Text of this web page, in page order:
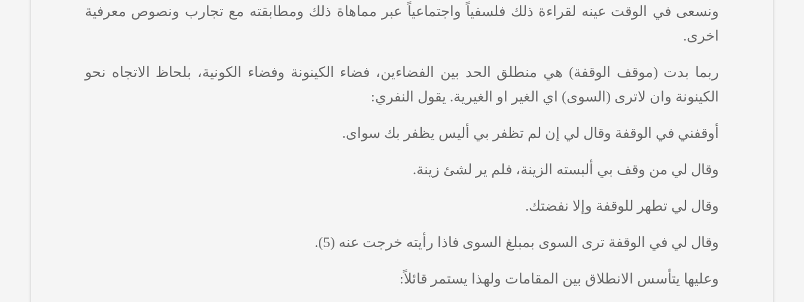
ونسعى في الوقت عينه لقراءة ذلك فلسفياً واجتماعياً عبر مماهاة ذلك ومطابقته مع تجارب ونصوص معرفية
اخرى.
ربما بدت (موقف الوقفة) هي منطلق الحد بين الفضاءين، فضاء الكينونة وفضاء الكونية، بلحاظ الاتجاه نحو
الكينونة وان لاترى (السوى) اي الغير او الغيرية. يقول النفري:
أوقفني في الوقفة وقال لي إن لم تظفر بي أليس يظفر بك سواى.
وقال لي من وقف بي ألبسته الزينة، فلم ير لشئ زينة.
وقال لي تطهر للوقفة وإلا نفضتك.
وقال لي في الوقفة ترى السوى بمبلغ السوى فاذا رأيته خرجت عنه (5).
وعليها يتأسس الانطلاق بين المقامات ولهذا يستمر قائلاً: